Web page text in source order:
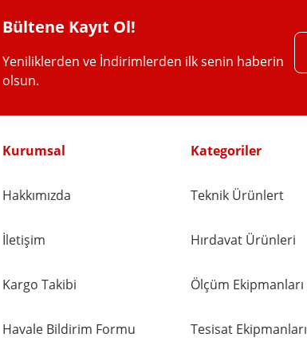
Bültene Kayıt Ol!
Yeniliklerden ve İndirimlerden ilk senin haberin
olsun.
Kurumsal
Hakkımızda
İletişim
Kargo Takibi
Havale Bildirim Formu
Kategoriler
Teknik Ürünlert
Hırdavat Ürünleri
Ölçüm Ekipmanları
Tesisat Ekipmanları